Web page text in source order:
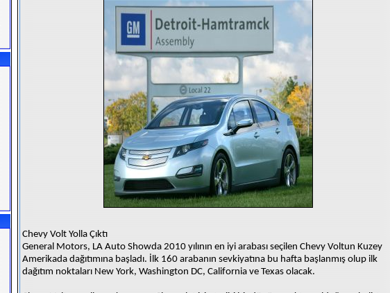
Chevy Volt Yolla Çıktı
General Motors, LA Auto Showda 2010 yılının en iyi arabası seçilen Chevy Voltun Kuzey
Amerikada dağıtımına başladı. İlk 160 arabanın sevkiyatına bu hafta başlanmış olup ilk
dağıtım noktaları New York, Washington DC, California ve Texas olacak.